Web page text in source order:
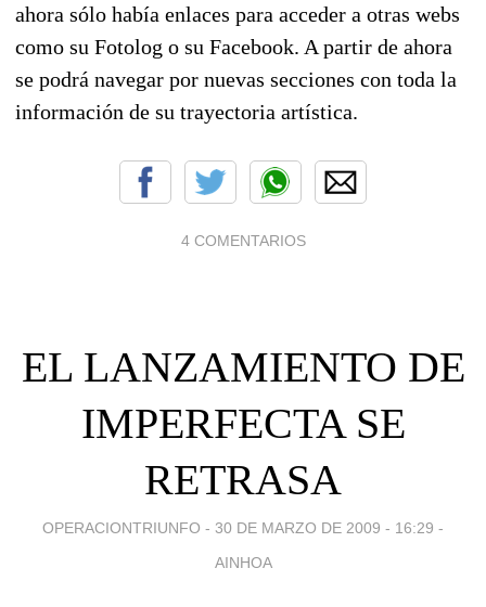
ahora sólo había enlaces para acceder a otras webs
como su Fotolog o su Facebook. A partir de ahora
se podrá navegar por nuevas secciones con toda la
información de su trayectoria artística.
4 COMENTARIOS
EL LANZAMIENTO DE
IMPERFECTA SE
RETRASA
OPERACIONTRIUNFO - 30 DE MARZO DE 2009 - 16:29 -
AINHOA